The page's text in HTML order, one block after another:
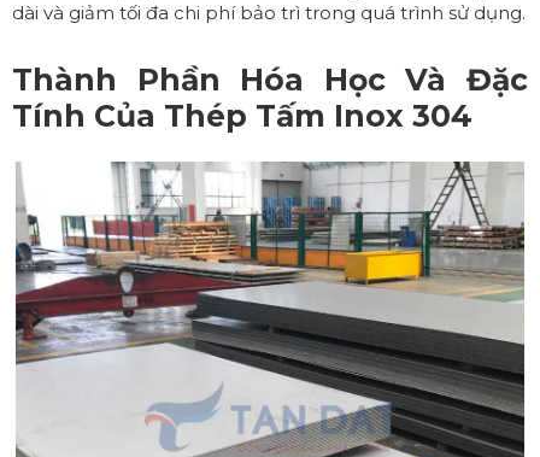
dài và giảm tối đa chi phí bảo trì trong quá trình sử dụng.
Thành Phần Hóa Học Và Đặc
Tính Của Thép Tấm Inox 304